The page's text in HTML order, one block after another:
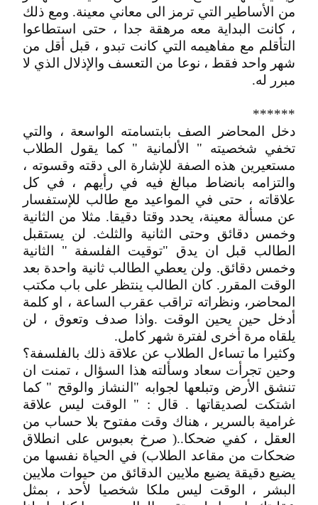
من الأساطير التي ترمز الى معاني معينة. ومع ذلك
، كانت البداية معه مرهقة جدا ، حتى استطاعوا
التأقلم مع مفاهيمه التي كانت تبدو ، قبل أقل من
شهر واحد فقط ، نوعا من التعسف والإذلال الذي لا
مبرر له.
******
دخل المحاضر الصف بابتسامته الواسعة ، والتي
تخفي شخصيته " الألمانية " كما يقول الطلاب
مستعيرين هذه الصفة للإشارة الى دقته وقسوته ،
والتزامه بانضاط مبالغ فيه في رأيهم ، في كل
علاقاته ، حتى في المواعيد مع طالب للإستفسار
عن مسألة معينة، يحدد وقتا دقيقا. مثلا من الثانية
وخمس دقائق وحتى الثانية والثلث. لن يستقبل
الطالب قبل ان يدق "توقيت الفلسفة " الثانية
وخمس دقائق. ولن يعطي الطالب ثانية واحدة بعد
الوقت المقرر. كان الطالب ينتظر على باب مكتب
المحاضر، ونظراته تراقب عقرب الساعة ، او كلمة
أدخل حين يحين الوقت .واذا صدف وتعوق ، لن
يلقاه مرة أخرى لفترة شهر كامل.
وكثيرا ما تساءل الطلاب عن علاقة ذلك بالفلسفة؟
وحين تجرأت سعاد وسألته هذا السؤال ، تمنت ان
تنشق الأرض وتبلعها لجوابه "النشاز والوقح " كما
اشتكت لصديقاتها . قال : " الوقت ليس علاقة
غرامية بالسرير ، هناك وقت مفتوح بلا حساب من
العقل ، كفي ضحكا..( صرخ بعبوس على انطلاق
ضحكات من مقاعد الطلاب) في الحياة نفسها من
يضيع دقيقة يضيع ملايين الدقائق من حيوات ملايين
البشر ، الوقت ليس ملكا شخصيا لأحد ، بمثل